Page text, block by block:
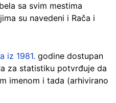
sa svim mestima
su navedeni i Rača i
iz 1981. godine dostupan
za statistiku potvrđuje da
imenom i tada (arhivirano